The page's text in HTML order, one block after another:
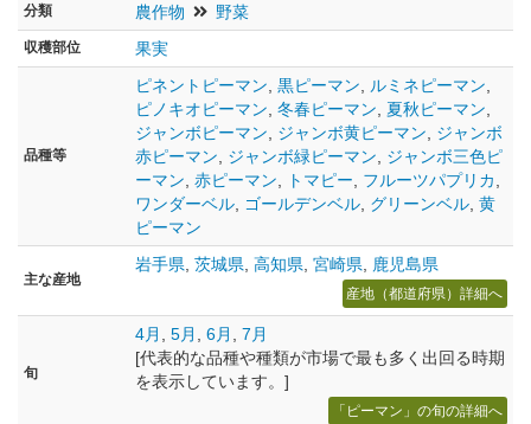
分類 農作物 野菜
収穫部位 果実
品種等
ピネントピーマン 黒ピーマン ルミネピーマン
ピノキオピーマン 冬春ピーマン 夏秋ピーマン
ジャンボピーマン
ジャンボ黄ピーマン
ジャンボ
赤ピーマン
ジャンボ緑ピーマン
ジャンボ三色ピ
ーマン 赤ピーマン トマピー フルーツパプリカ
ワンダーベル
ゴールデンベル グリーンベル 黄
ピーマン
主な産地
岩手県 茨城県 高知県 宮崎県 鹿児島県
産地（都道府県）詳細へ
旬
4月 5月 6月
7月
[代表的な品種や種類が市場で最も多く出回る時期
を表示しています。]
「ピーマン」の旬の詳細へ